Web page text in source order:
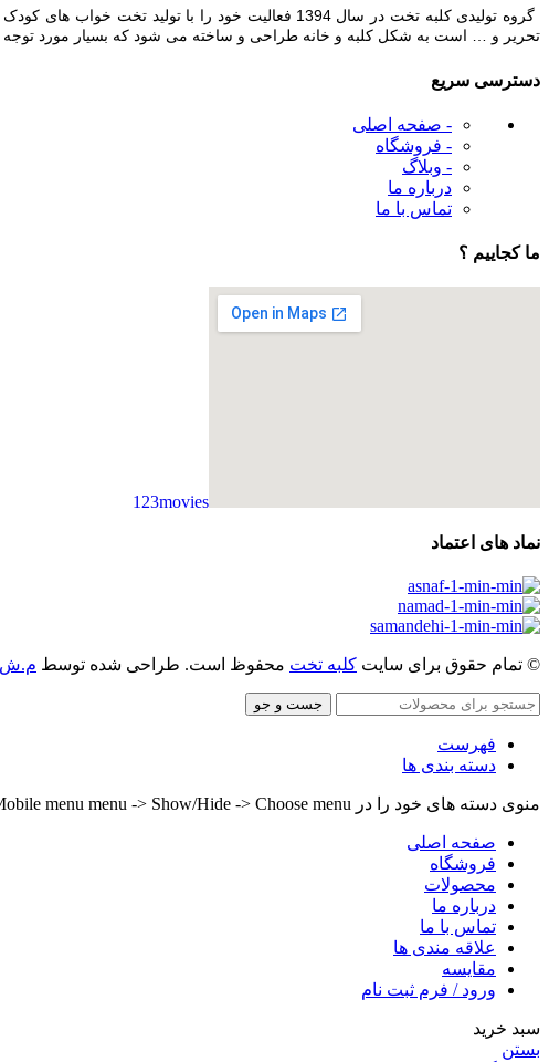
گروه تولیدی کلبه تخت در سال 1394 فعالیت خود
تحریر و … است به شکل کلبه و خانه طراحی و ساخته می شود که بسیار مورد توجه
دسترسی سریع
- صفحه اصلی
- فروشگاه
- وبلاگ
درباره ما
تماس با ما
ما کجاییم ؟
123movies
نماد های اعتماد
© تمام حقوق برای سایت کلبه تخت محفوظ است. طراحی شده توسط م.ش
جست و جو
فهرست
دسته بندی ها
منوی دسته های خود را در Header builder -> Mobile -> Mobile menu menu -> Show/Hide -> Choose menu تنظیم کنید.
صفحه اصلی
فروشگاه
محصولات
درباره ما
تماس با ما
علاقه مندی ها
مقایسه
ورود / فرم ثبت نام
سبد خرید
بستن